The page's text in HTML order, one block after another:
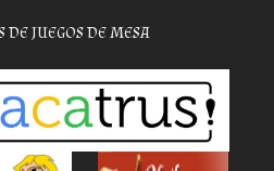
DE JUEGOS DE MESA